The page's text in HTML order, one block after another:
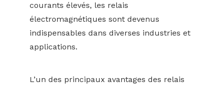
courants élevés, les relais
électromagnétiques sont devenus
indispensables dans diverses industries et
applications.
L’un des principaux avantages des relais